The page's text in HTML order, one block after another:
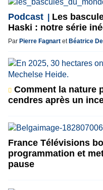
Podcast
Les
Haski : notre série
Par Pierre Fagnart et Béatrice
Comment la nature
cendres après un
France Télévisions
programmation et
pause